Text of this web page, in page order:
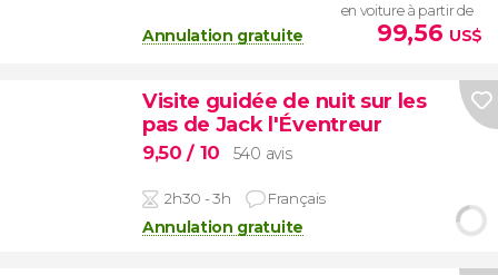
Annulation gratuite
en voiture à partir de
99,56 US$
Visite guidée de nuit sur les
pas de Jack l'Éventreur
9,50/ 10 540 avis
2h30 - 3h Français
Annulation gratuite